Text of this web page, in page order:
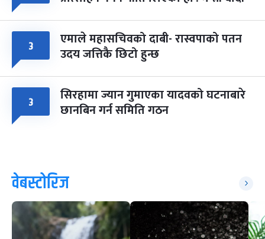
३ एमाले महासचिवको दाबी- रास्वपाको पतन
उदय जत्तिकै छिटो हुन्छ
३ सिरहामा ज्यान गुमाएका यादवको घटनाबारे
छानबिन गर्न समिति गठन
वेबस्टोरिज